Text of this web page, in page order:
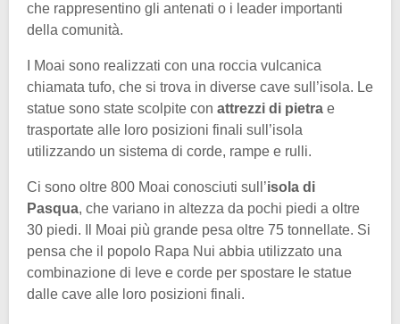
che rappresentino gli antenati o i leader importanti
della comunità.
I Moai sono realizzati con una roccia vulcanica
chiamata tufo, che si trova in diverse cave sull’isola. Le
statue sono state scolpite con attrezzi di pietra e
trasportate alle loro posizioni finali sull’isola
utilizzando un sistema di corde, rampe e rulli.
Ci sono oltre 800 Moai conosciuti sull’isola di
Pasqua, che variano in altezza da pochi piedi a oltre
30 piedi. Il Moai più grande pesa oltre 75 tonnellate. Si
pensa che il popolo Rapa Nui abbia utilizzato una
combinazione di leve e corde per spostare le statue
dalle cave alle loro posizioni finali.